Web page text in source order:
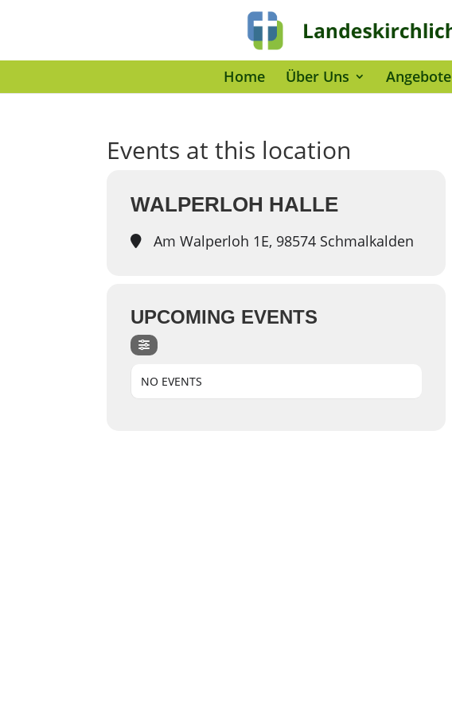
Home Über Uns Angebote
Events at this location
WALPERLOH HALLE
Am Walperloh 1E, 98574 Schmalkalden
UPCOMING EVENTS
NO EVENTS